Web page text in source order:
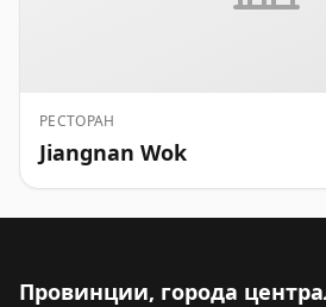
РЕСТОРАН
Jiangnan Wok
Провинции, города